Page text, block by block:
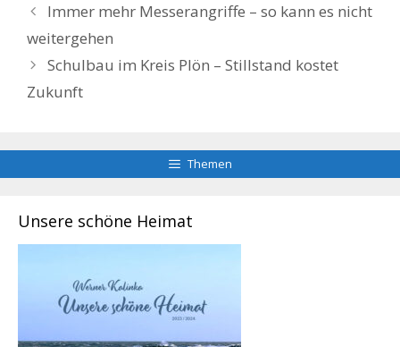
Immer mehr Messerangriffe – so kann es nicht
weitergehen
Schulbau im Kreis Plön – Stillstand kostet
Zukunft
Themen
Unsere schöne Heimat